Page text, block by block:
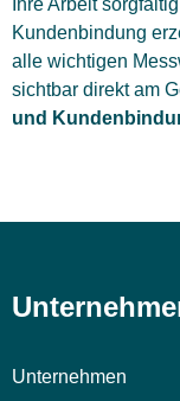
Ihre Arbeit
Kundenbindung
alle wichtigen
sichtbar direkt am
und
Unternehmen